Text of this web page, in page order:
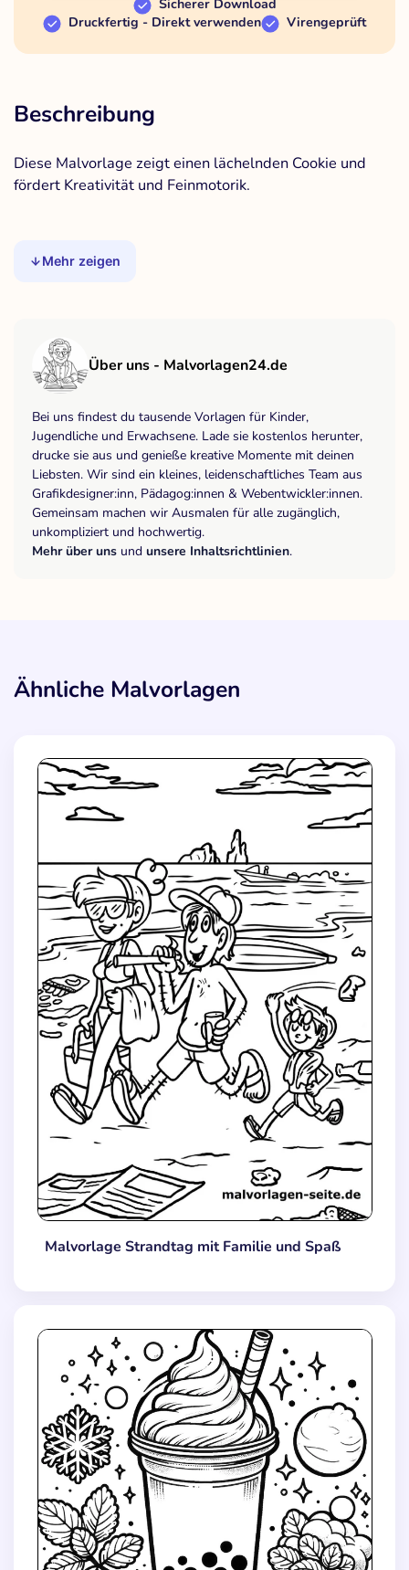
Sicherer Download
Druckfertig - Direkt verwenden
Virengeprüft
Beschreibung
Diese Malvorlage zeigt einen lächelnden Cookie und
fördert Kreativität und Feinmotorik.
Mehr zeigen
Über uns - Malvorlagen24.de
Bei uns findest du tausende Vorlagen für Kinder,
Jugendliche und Erwachsene. Lade sie kostenlos herunter,
drucke sie aus und genieße kreative Momente mit deinen
Liebsten. Wir sind ein kleines, leidenschaftliches Team aus
Grafikdesigner:inn, Pädagog:innen & Webentwickler:innen.
Gemeinsam machen wir Ausmalen für alle zugänglich,
unkompliziert und hochwertig.
Mehr über uns und unsere Inhaltsrichtlinien.
Ähnliche Malvorlagen
Malvorlage Strandtag mit Familie und Spaß